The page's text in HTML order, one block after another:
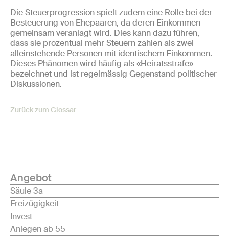
Die Steuerprogression spielt zudem eine Rolle bei der
Besteuerung von Ehepaaren, da deren Einkommen
gemeinsam veranlagt wird. Dies kann dazu führen,
dass sie prozentual mehr Steuern zahlen als zwei
alleinstehende Personen mit identischem Einkommen.
Dieses Phänomen wird häufig als «Heiratsstrafe»
bezeichnet und ist regelmässig Gegenstand politischer
Diskussionen.
Zurück zum Glossar
Angebot
Säule 3a
Freizügigkeit
Invest
Anlegen ab 55